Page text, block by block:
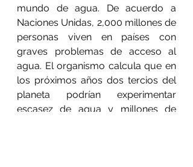
mundo de agua. De acuerdo a
Naciones Unidas, 2,000 millones de
personas viven en países con
graves problemas de acceso al
agua. El organismo calcula que en
los próximos años dos tercios del
planeta podrían experimentar
escasez de agua y millones de